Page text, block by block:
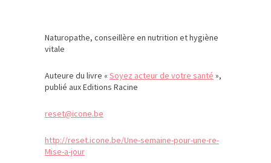
Naturopathe, conseillère en nutrition et hygiène
vitale
Auteure du livre «Soyez acteur de votre santé »,
publié aux Editions Racine
reset@icone.be
http://reset.icone.be/Une-semaine-pour-une-re-
Mise-a-jour